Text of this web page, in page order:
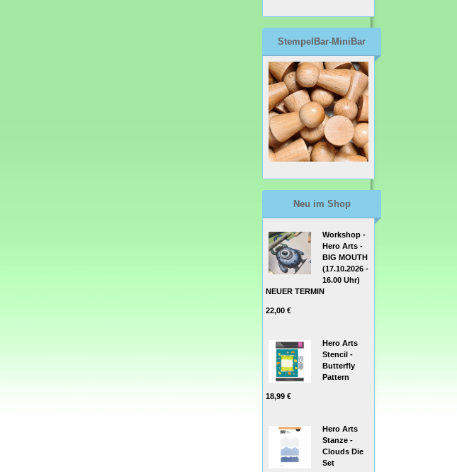
StempelBar-MiniBar
Neu im Shop
Workshop -
Hero Arts -
BIG MOUTH
(17.10.2026 -
16.00 Uhr)
NEUER TERMIN
22,00 €
Hero Arts
Stencil -
Butterfly
Pattern
18,99 €
Hero Arts
Stanze -
Clouds Die
Set